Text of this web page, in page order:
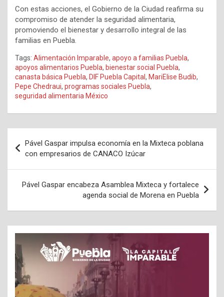
Con estas acciones, el Gobierno de la Ciudad reafirma su
compromiso de atender la seguridad alimentaria,
promoviendo el bienestar y desarrollo integral de las
familias en Puebla.
Tags: Alimentación Imparable, apoyo a familias Puebla,
apoyos alimentarios Puebla, bienestar social Puebla,
canasta básica Puebla, DIF Puebla Capital , MariElise Budib,
Pepe Chedraui, programas sociales Puebla,
seguridad alimentaria México
de
entradas
Pável Gaspar impulsa economía en la Mixteca poblana
con empresarios de CANACO Izúcar
Pável Gaspar encabeza Asamblea Mixteca y fortalece
agenda social de Morena en Puebla